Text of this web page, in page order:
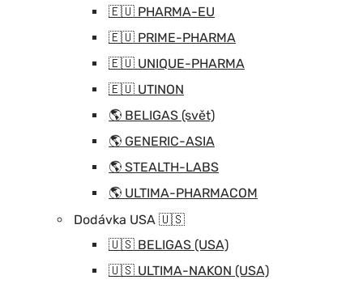
🇪🇺 PHARMA-EU
🇪🇺 PRIME-PHARMA
🇪🇺 UNIQUE-PHARMA
🇪🇺 UTINON
🌎 BELIGAS (svět)
🌎 GENERIC-ASIA
🌎 STEALTH-LABS
🌎 ULTIMA-PHARMACOM
Dodávka USA 🇺🇸
🇺🇸 BELIGAS (USA)
🇺🇸 ULTIMA-NAKON (USA)